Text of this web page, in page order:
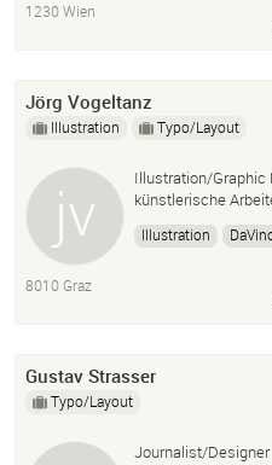
1230 Wien
Jörg Vogeltanz
Illustration Typo/Layout
Illustration/Graphic
künstlerische
Illustration
8010 Graz
Gustav Strasser
Typo/Layout
Journalist/Designer